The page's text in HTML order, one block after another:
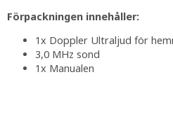
Förpackningen innehåller:
1x Doppler Ultraljud för
3,0 MHz sond
1x Manualen